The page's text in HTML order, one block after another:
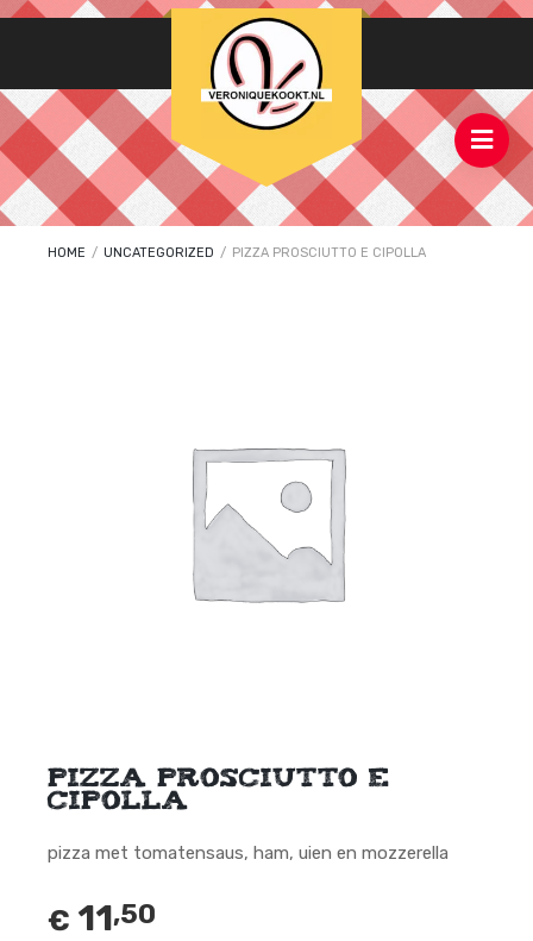
HOME / UNCATEGORIZED / PIZZA PROSCIUTTO E CIPOLLA
pizza prosciutto e
cipolla
pizza met tomatensaus, ham, uien en mozzerella
€ 11,50